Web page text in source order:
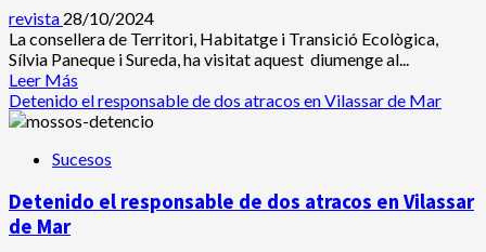
dedicada
a
Salvador
Espriu
pels
temporals
revista 28/10/2024
La consellera de Territori, Habitatge i Transició Ecològica,
Sílvia Paneque i Sureda, ha visitat aquest diumenge al...
Leer Más
más
acerca
Nou
per
Detenido el responsable de dos atracos en Vilassar de Mar
Sucesos
Detenido el responsable de dos atracos en Vilassar
de Mar